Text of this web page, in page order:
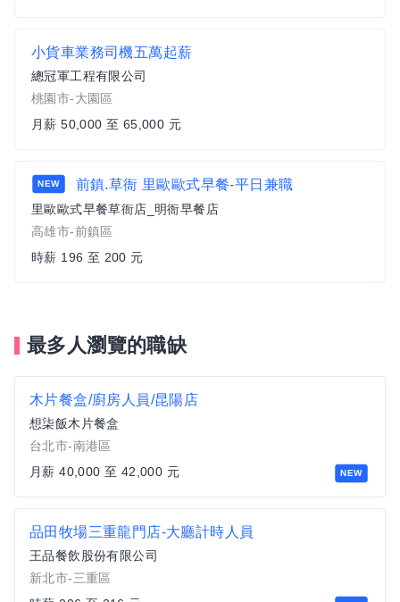
小貨車業務司機五萬起薪
總冠軍工程有限公司
桃園市-大園區
月薪 50,000 至 65,000 元
NEW 前鎮.草衙 里歐歐式早餐-平日兼職
里歐歐式早餐草衙店_明衙早餐店
高雄市-前鎮區
時薪 196 至 200 元
最多人瀏覽的職缺
NEW
木片餐盒/廚房人員/昆陽店
想柒飯木片餐盒
台北市-南港區
月薪 40,000 至 42,000 元
品田牧場三重龍門店-大廳計時人員
王品餐飲股份有限公司
新北市-三重區